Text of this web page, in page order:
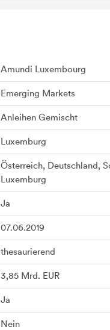
Amundi Luxembourg
Emerging Markets
Anleihen Gemischt
Luxemburg
Österreich, Deutschland,
Luxemburg
Ja
07.06.2019
thesaurierend
3,85 Mrd. EUR
Ja
Nein